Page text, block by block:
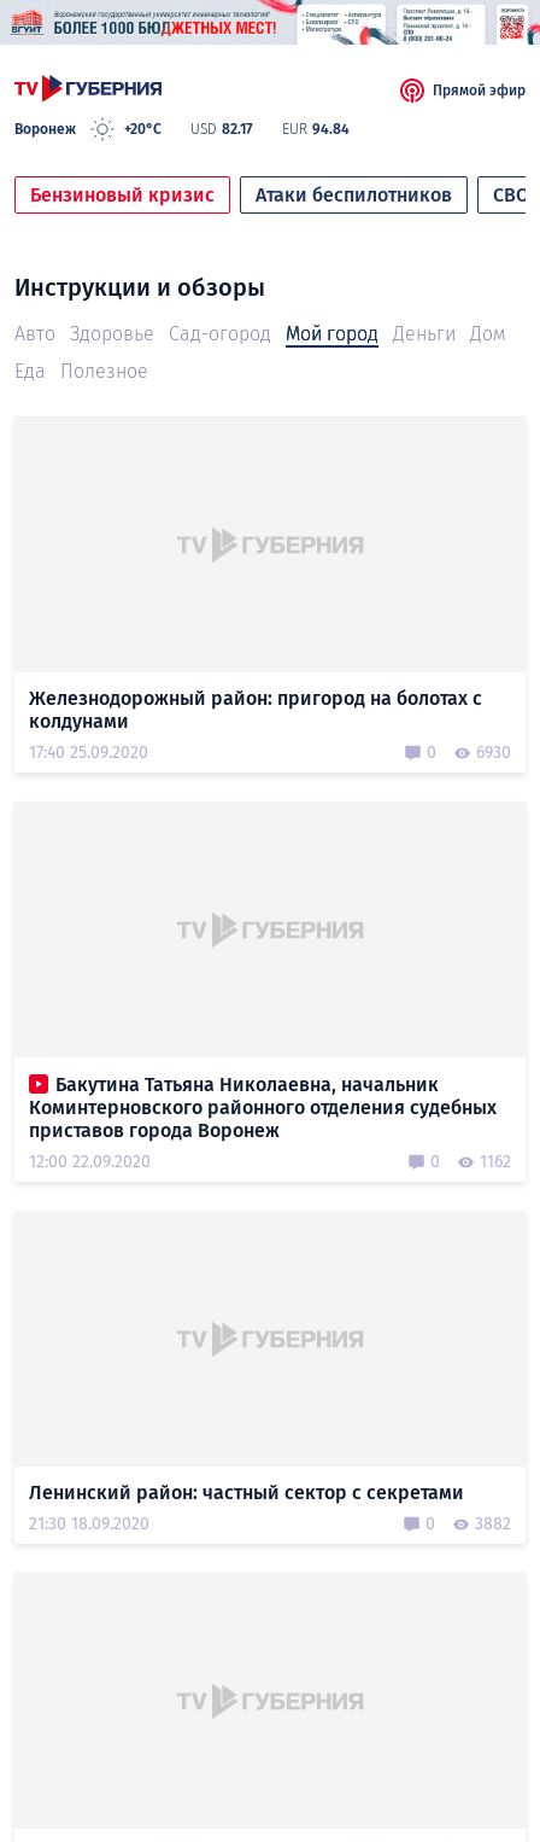
Воронеж +20°C USD 82.17 EUR 94.84
Прямой эфир
Бензиновый кризис Атаки беспилотников СВО
Инструкции и обзоры
Авто Здоровье Сад-огород Мой город Деньги
Дом
Еда
Полезное
Железнодорожный район: пригород на болотах с
колдунами
17:40 25.09.2020 0 6930
Бакутина Татьяна Николаевна, начальник
Коминтерновского районного отделения судебных
приставов города Воронеж
12:00 22.09.2020 0 1162
Ленинский район: частный сектор с секретами
21:30 18.09.2020 0 3882